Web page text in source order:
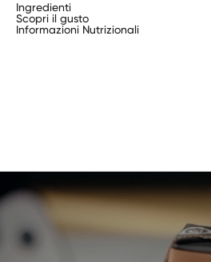
Ingredienti
Scopri il gusto
Informazioni Nutrizionali